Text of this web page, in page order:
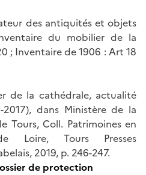
des antiquités et objets
du mobilier de la
; Inventaire de 1906 : Art 18
de la cathédrale, actualité
dans Ministère de la
Tours, Coll. Patrimoines en
Loire, Tours Presses
2019, p. 246-247.
de protection